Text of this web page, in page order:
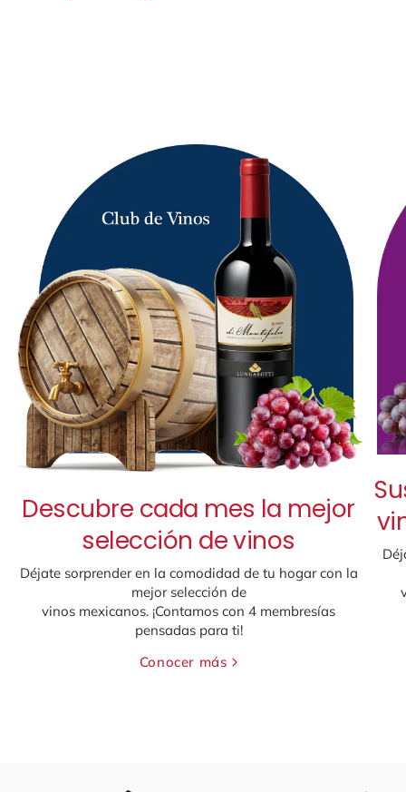
Descubre cada mes la mejor
selección de vinos
Déjate sorprender en la comodidad de tu hogar con la
mejor selección de
vinos mexicanos. ¡Contamos con 4 membresías
pensadas para ti!
Conocer más